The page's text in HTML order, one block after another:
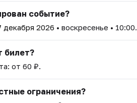
событие?
декабря 2026 • воскресенье • 10:00.
билет?
от 60 ₽.
ограничения?